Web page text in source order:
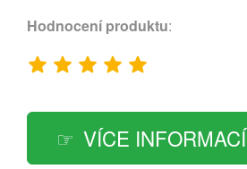
Hodnocení produktu:
VÍCE INFORMACÍ